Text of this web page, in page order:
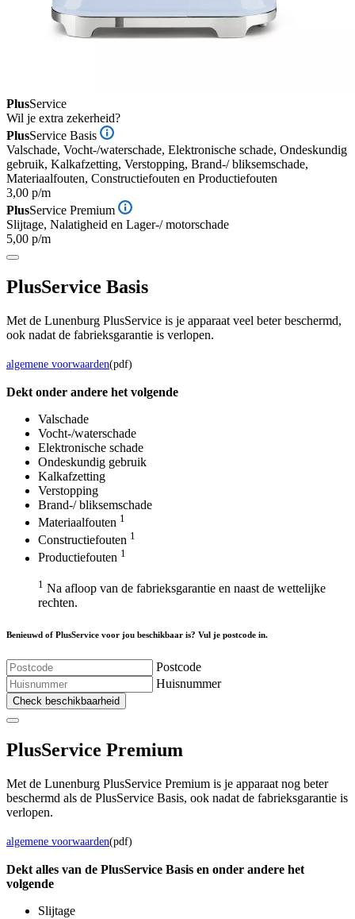
PlusService
Wil je extra zekerheid?
PlusService Basis
Valschade, Vocht-/waterschade, Elektronische schade, Ondeskundig
gebruik, Kalkafzetting, Verstopping, Brand-/ bliksemschade,
Materiaalfouten, Constructiefouten en Productiefouten
3,00 p/m
PlusService Premium
Slijtage, Nalatigheid en Lager-/ motorschade
5,00 p/m
PlusService Basis
Met de Lunenburg PlusService is je apparaat veel beter beschermd,
ook nadat de fabrieksgarantie is verlopen.
algemene voorwaarden(pdf)
Dekt onder andere het volgende
Valschade
Vocht-/waterschade
Elektronische schade
Ondeskundig gebruik
Kalkafzetting
Verstopping
Brand-/ bliksemschade
Materiaalfouten 1
Constructiefouten 1
Productiefouten 1
1 Na afloop van de fabrieksgarantie en naast de wettelijke
rechten.
Benieuwd of PlusService voor jou beschikbaar is? Vul je postcode in.
Postcode
Huisnummer
Check beschikbaarheid
PlusService Premium
Met de Lunenburg PlusService Premium is je apparaat nog beter
beschermd als de PlusService Basis, ook nadat de fabrieksgarantie is
verlopen.
algemene voorwaarden(pdf)
Dekt alles van de PlusService Basis en onder andere het
volgende
Slijtage